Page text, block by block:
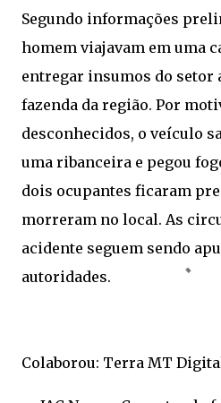
Segundo informações
homem viajavam em uma
entregar insumos do setor
fazenda da região. Por
desconhecidos, o veículo
uma ribanceira e pegou
dois ocupantes ficaram
morreram no local. As
acidente seguem sendo
autoridades.
Colaborou: Terra MT